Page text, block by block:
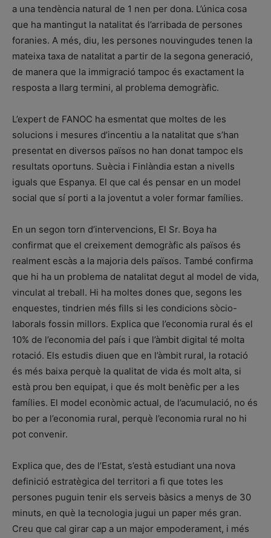
a una tendència natural de 1 nen per dona. L’única cosa
que ha mantingut la natalitat és l’arribada de persones
foranies. A més, diu, les persones nouvingudes tenen la
mateixa taxa de natalitat a partir de la segona generació,
de manera que la immigració tampoc és exactament la
resposta a llarg termini, al problema demogràfic.
L’expert de FANOC ha esmentat que moltes de les
solucions i mesures d’incentiu a la natalitat que s’han
presentat en diversos països no han donat tampoc els
resultats oportuns. Suècia i Finlàndia estan a nivells
iguals que Espanya. El que cal és pensar en un model
social que sí porti a la joventut a voler formar famílies.
En un segon torn d’intervencions, El Sr. Boya ha
confirmat que el creixement demogràfic als països és
realment escàs a la majoria dels països. També confirma
que hi ha un problema de natalitat degut al model de vida,
vinculat al treball. Hi ha moltes dones que, segons les
enquestes, tindrien més fills si les condicions sòcio-
laborals fossin millors. Explica que l’economia rural és el
10% de l’economia del país i que l’àmbit digital té molta
rotació. Els estudis diuen que en l’àmbit rural, la rotació
és més baixa perquè la qualitat de vida és molt alta, si
està prou ben equipat, i que és molt benèfic per a les
famílies. El model econòmic actual, de l’acumulació, no és
bo per a l’economia rural, perquè l’economia rural no hi
pot convenir.
Explica que, des de l’Estat, s’està estudiant una nova
definició estratègica del territori a fi que totes les
persones puguin tenir els serveis bàsics a menys de 30
minuts, en què la tecnologia jugui un paper més gran.
Creu que cal girar cap a un major empoderament, i més